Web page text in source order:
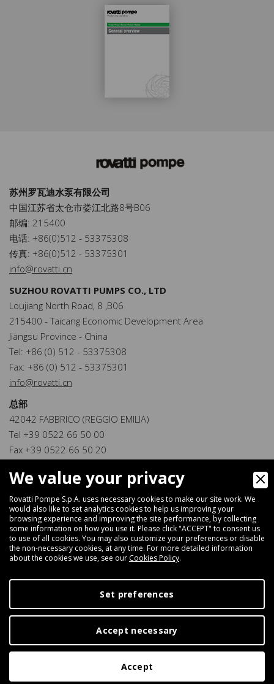
苏州罗瓦迪水泵有限公司
中国江苏省太仓市娄江北路8号B06
邮编: 215400
电话: +86(0)512 - 53375308
传真: +86(0)512 - 53375301
info@rovatti.cn
SUZHOU ROVATTI PUMPS CO., LTD
Loujiang North Road, 8 ,B06
215400 - Taicang Economic Development Area
Jiangsu Province - China
Tel: +86 (0) 512 - 53375308
Fax: +86 (0) 512 - 53375301
info@rovatti.cn
总部
42042 FABBRICO (REGGIO EMILIA)
Tel +39 0522 66 50 00
Fax +39 0522 66 50 20
www.rovatti.it
Digital Marketing
We value your privacy
Rovatti Pompe S.p.A. uses necessary cookies to make our site work. We
would also like to set analytics cookies to help us improving your
browsing experience and improving the site performance, by collecting
some information on how you use it. Please click "ACCEPT" to consent us
to use of all cookies. You may also customize your preferences or disable
the non-necessary cookies, at any time. For more detailed information
about the cookies we use, see our Cookies Policy.
Set preferences
Accept necessary
Accept